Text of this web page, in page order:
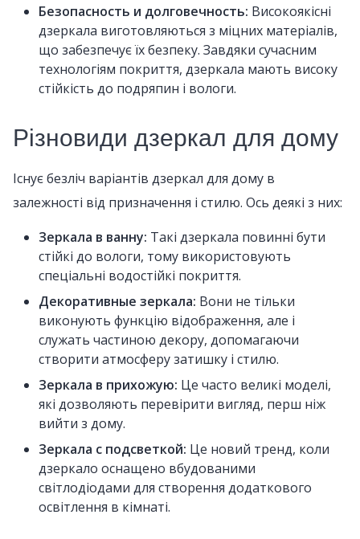
Безопасность и долговечность: Високоякісні
дзеркала виготовляються з міцних матеріалів,
що забезпечує їх безпеку. Завдяки сучасним
технологіям покриття, дзеркала мають високу
стійкість до подряпин і вологи.
Різновиди дзеркал для дому
Існує безліч варіантів дзеркал для дому в
залежності від призначення і стилю. Ось деякі з них:
Зеркала в ванну: Такі дзеркала повинні бути
стійкі до вологи, тому використовують
спеціальні водостійкі покриття.
Декоративные зеркала: Вони не тільки
виконують функцію відображення, але і
служать частиною декору, допомагаючи
створити атмосферу затишку і стилю.
Зеркала в прихожую: Це часто великі моделі,
які дозволяють перевірити вигляд, перш ніж
вийти з дому.
Зеркала с подсветкой: Це новий тренд, коли
дзеркало оснащено вбудованими
світлодіодами для створення додаткового
освітлення в кімнаті.